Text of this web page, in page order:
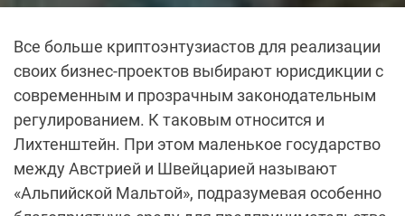
Все больше криптоэнтузиастов для реализации
своих бизнес-проектов выбирают юрисдикции с
современным и прозрачным законодательным
регулированием. К таковым относится и
Лихтенштейн. При этом маленькое государство
между Австрией и Швейцарией называют
«Альпийской Мальтой», подразумевая особенно